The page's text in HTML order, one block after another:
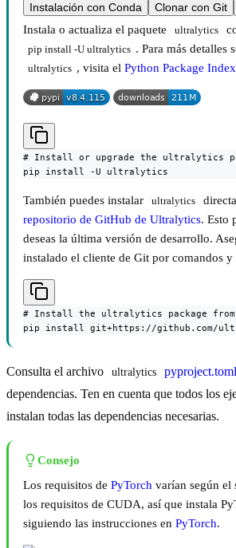
Instalación con Conda
Clonar con Git
Instala o actualiza el paquete
ultralytics
pip install -U ultralytics . Para más detalles
ultralytics , visita el Python Package
# Install or upgrade the ultralytics
pip install -U ultralytics
También puedes instalar ultralytics
repositorio de GitHub de Ultralytics. Esto
deseas la última versión de desarrollo.
instalado el cliente de Git por comandos y
# Install the ultralytics package from
pip install git+https://github.com/
Consulta el archivo ultralytics pyproject.toml
dependencias. Ten en cuenta que todos los
instalan todas las dependencias necesarias.
Consejo
Los requisitos de PyTorch varían según el
los requisitos de CUDA, así que instala
siguiendo las instrucciones en PyTorch.